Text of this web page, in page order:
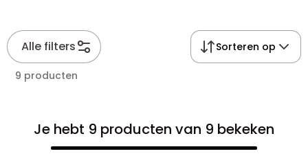
activiteit.
Alle filters Sorteren op
9 producten
Je hebt 9 producten van 9 bekeken